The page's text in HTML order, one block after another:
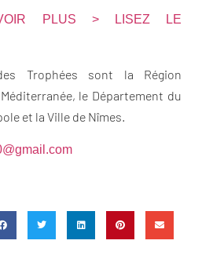
PLUS > LISEZ
LE
Trophées sont la Région
le Département du
et la Ville de Nîmes.